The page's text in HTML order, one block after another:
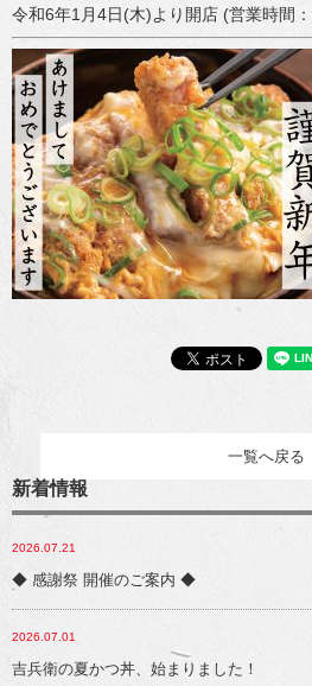
令和6年1月4日(木)より開店 (営業時間
一覧へ戻る
新着情報
2026.07.21
◆ 感謝祭 開催のご案内 ◆
2026.07.01
吉兵衛の夏かつ丼、始まりました！